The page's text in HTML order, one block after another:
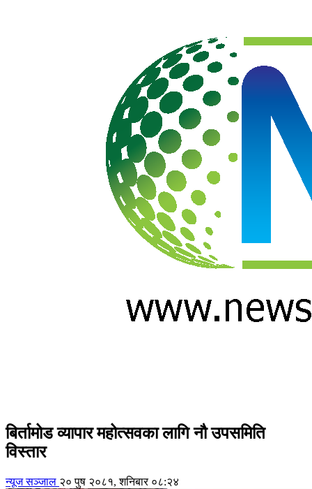
बिर्तामोड व्यापार महोत्सवका लागि नौ उपसमिति
विस्तार
न्यूज सञ्जाल २० पुष २०८१, शनिबार ०८:२४